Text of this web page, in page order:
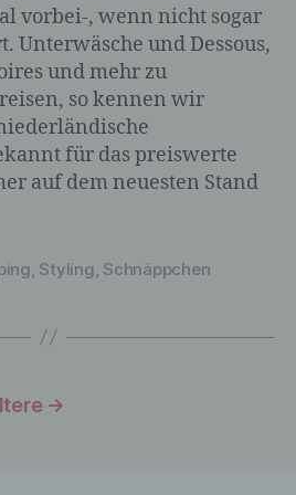
vorbei-, wenn nicht sogar
Unterwäsche und Dessous,
und mehr zu
so kennen wir
für das preiswerte
auf dem neuesten Stand
Styling Schnäppchen
→
jeder mit oder ohne Hilfe
Verfahren ausgeführte
solche Vorgangsreihe
mit
Speicherung, die
Veränderung, das
durch Übermittlung,
Einschränkung, das